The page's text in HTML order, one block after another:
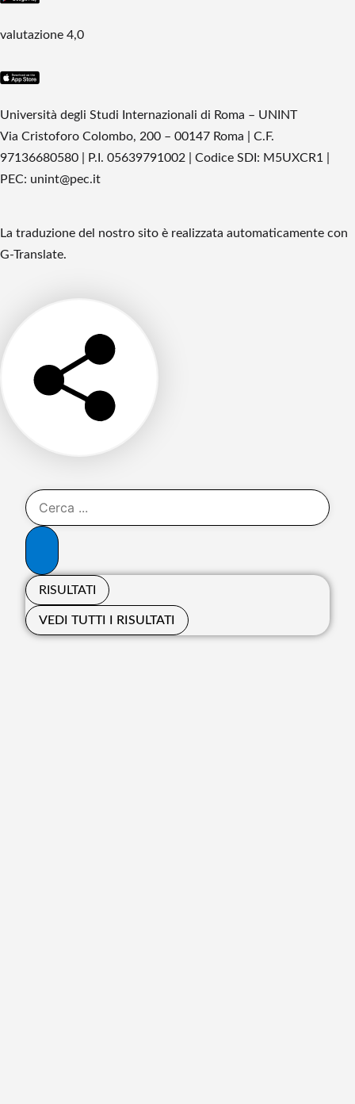
valutazione 4,0
Università degli Studi Internazionali di Roma – UNINT
Via Cristoforo Colombo, 200 – 00147 Roma | C.F.
97136680580 | P.I. 05639791002 | Codice SDI: M5UXCR1 |
PEC: unint@pec.it
La traduzione del nostro sito è realizzata automaticamente con
G-Translate.
RISULTATI
VEDI TUTTI I RISULTATI